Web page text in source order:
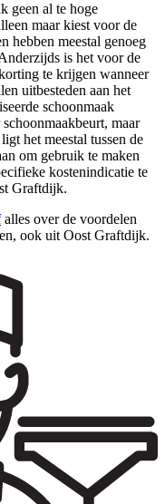
geen al te hoge
maar kiest voor de
hebben meestal genoeg
is het voor de
te krijgen wanneer
uitbesteden aan het
schoonmaak
maar
het meestal tussen de
om gebruik te maken
kostenindicatie te
Graftdijk.
alles over de voordelen
ook uit Oost Graftdijk.